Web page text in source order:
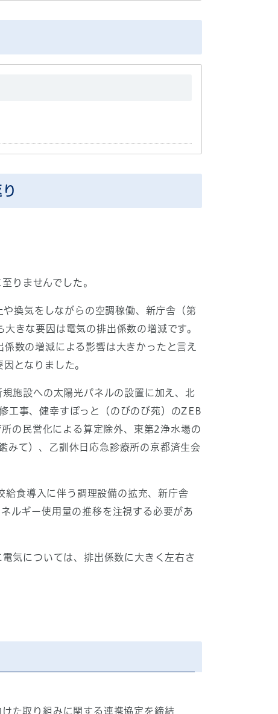
りませんでした。
換気をしながらの空調稼働、新庁舎（第
きな要因は電気の排出係数の増減です。
数の増減による影響は大きかったと言え
となりました。
施設への太陽光パネルの設置に加え、北
工事、健幸すぽっと（のびのび苑）のZEB
の民営化による算定除外、東第2浄水場の
みて）、乙訓休日応急診療所の京都済生会
食導入に伴う調理設備の拡充、新庁舎
ルギー使用量の推移を注視する必要があ
気については、排出係数に大きく左右さ
た取り組みに関する連携協定を締結